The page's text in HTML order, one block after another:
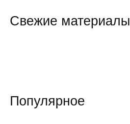
Свежие материалы
Популярное